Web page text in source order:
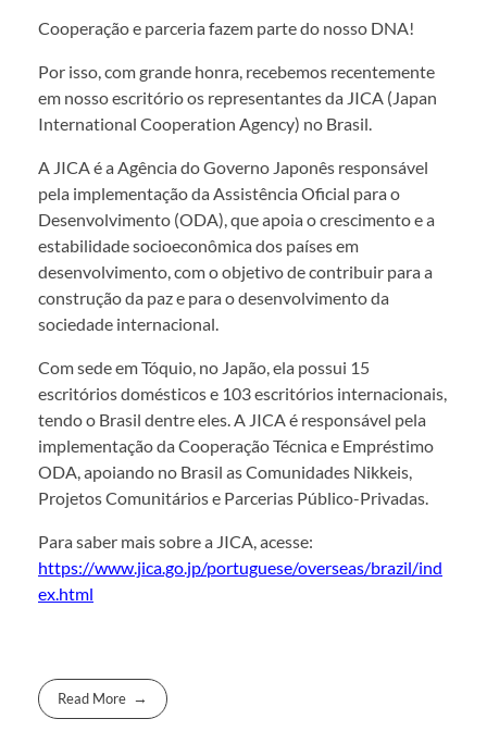
Cooperação e parceria fazem parte do nosso DNA!
Por isso, com grande honra, recebemos recentemente
em nosso escritório os representantes da JICA (Japan
International Cooperation Agency) no Brasil.
A JICA é a Agência do Governo Japonês responsável
pela implementação da Assistência Oficial para o
Desenvolvimento (ODA), que apoia o crescimento e a
estabilidade socioeconômica dos países em
desenvolvimento, com o objetivo de contribuir para a
construção da paz e para o desenvolvimento da
sociedade internacional.
Com sede em Tóquio, no Japão, ela possui 15
escritórios domésticos e 103 escritórios internacionais,
tendo o Brasil dentre eles. A JICA é responsável pela
implementação da Cooperação Técnica e Empréstimo
ODA, apoiando no Brasil as Comunidades Nikkeis,
Projetos Comunitários e Parcerias Público-Privadas.
Para saber mais sobre a JICA, acesse:
https://www.jica.go.jp/portuguese/overseas/brazil/ind
ex.html
Read More